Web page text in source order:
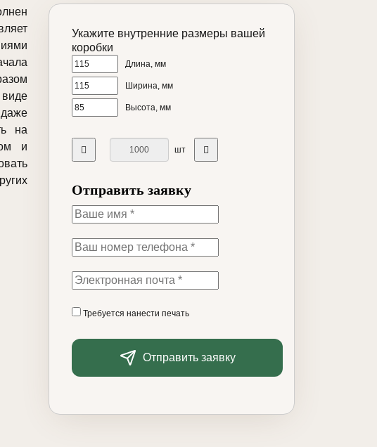
даже
на
и
Укажите внутренние размеры вашей
коробки
Длина, мм
Ширина, мм
Высота, мм
шт
Отправить заявку
Требуется нанести печать
Отправить заявку